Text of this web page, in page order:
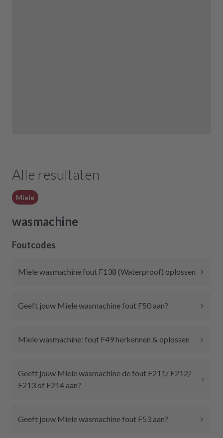
Alle resultaten
Miele
wasmachine
Foutcodes
Miele wasmachine fout F138 (Waterproof) oplossen
Geeft jouw Miele wasmachine fout F50 aan?
Miele wasmachine: fout F49 herkennen & oplossen
Geeft jouw Miele wasmachine de fout F211/ F212/
F213 of F214 aan?
Geeft jouw Miele wasmachine fout F53 aan?